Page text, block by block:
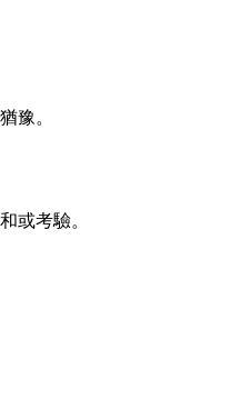
豫。
或考驗。